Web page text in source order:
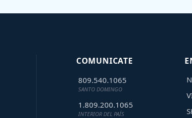
COMUNICATE
809.540.1065
SANTO DOMINGO
1.809.200.1065
INTERIOR DEL PAÍS